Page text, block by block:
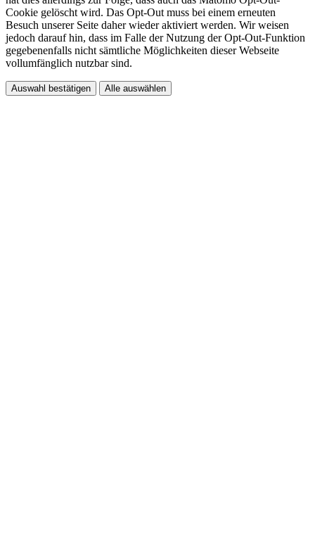
Cookie gelöscht wird. Das Opt-Out muss bei einem erneuten
Besuch unserer Seite daher wieder aktiviert werden. Wir weisen
jedoch darauf hin, dass im Falle der Nutzung der Opt-Out-Funktion
gegebenenfalls nicht sämtliche Möglichkeiten dieser Webseite
vollumfänglich nutzbar sind.
Auswahl bestätigen Alle auswählen